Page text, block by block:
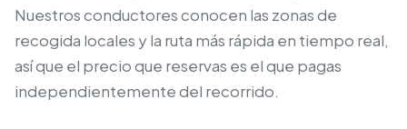
Nuestros conductores conocen las zonas de
recogida locales y la ruta más rápida en tiempo real,
así que el precio que reservas es el que pagas
independientemente del recorrido.